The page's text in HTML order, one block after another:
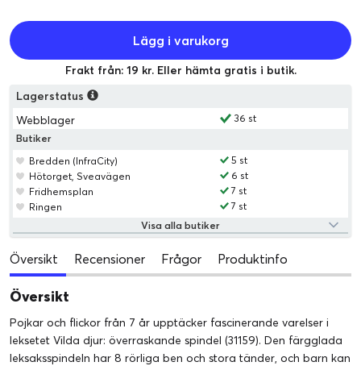
Lägg i varukorg
Frakt från: 19 kr. Eller hämta gratis i butik.
Lagerstatus
Webblager
36 st
Butiker
Bredden (InfraCity)
5 st
Hötorget, Sveavägen
6 st
Fridhemsplan
7 st
Ringen
7 st
Visa alla butiker
Översikt Recensioner Frågor Produktinfo
Översikt
Pojkar och flickor från 7 år upptäcker fascinerande varelser i
leksetet Vilda djur: överraskande spindel (31159). Den färgglada
leksaksspindeln har 8 rörliga ben och stora tänder, och barn kan